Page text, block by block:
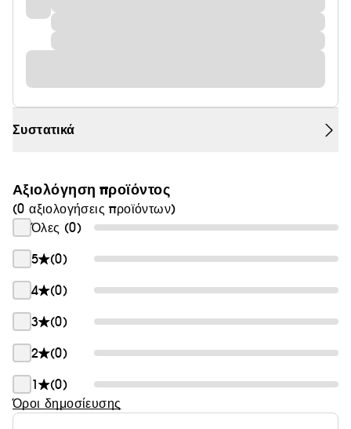
Συστατικά
Αξιολόγηση προϊόντος
(0 αξιολογήσεις προϊόντων)
Όλες (0)
5
(0)
4
(0)
3
(0)
2
(0)
1
(0)
Όροι δημοσίευσης